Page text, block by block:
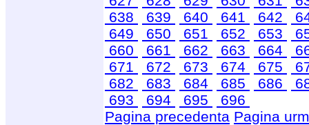
638
639 640 641 642
649
650 651 652 653
660
661 662 663 664
671
672 673 674 675
682
683 684 685 686
693
694 695
696
Pagina precedenta Pagina